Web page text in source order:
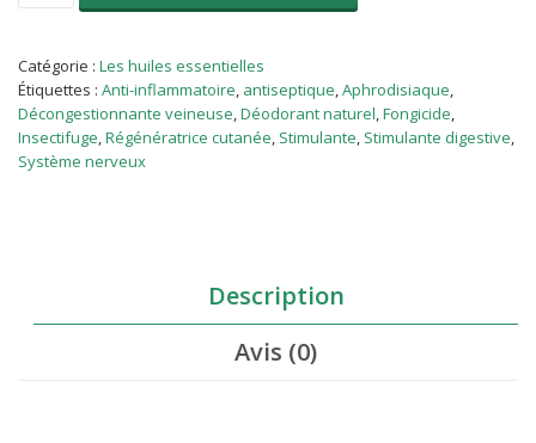
Patchouli
cablin)
10
ml
Catégorie : Les huiles essentielles
Étiquettes : Anti-inflammatoire, antiseptique,Aphrodisiaque,
Décongestionnante veineuse,Déodorant naturel,Fongicide,
Insectifuge,Régénératrice cutanée, Stimulante, Stimulante digestive,
Système nerveux
Description
Avis (0)